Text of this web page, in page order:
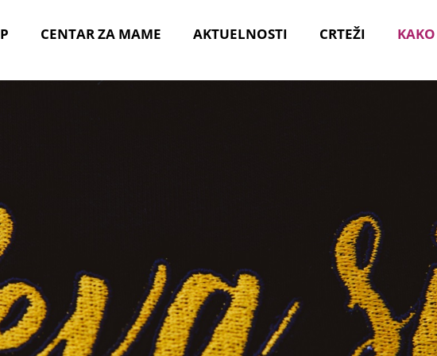
CENTAR ZA MAME AKTUELNOSTI CRTEŽI